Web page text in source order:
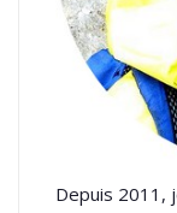
Depuis 2011,